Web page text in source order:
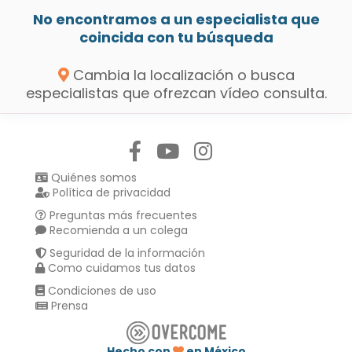
No encontramos a un especialista que
coincida con tu búsqueda
Cambia la localización o busca
especialistas que ofrezcan vídeo consulta.
Quiénes somos
Política de privacidad
Preguntas más frecuentes
Recomienda a un colega
Seguridad de la información
Como cuidamos tus datos
Condiciones de uso
Prensa